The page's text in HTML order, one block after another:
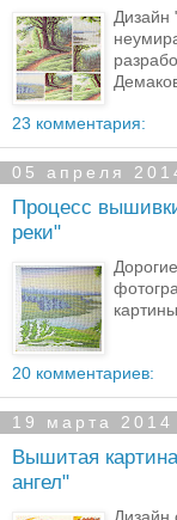
Дизайн
23 комментария:
05 апреля
Процесс
реки"
20 комментариев:
19 марта 2014
Вышитая
ангел"
Дизайн